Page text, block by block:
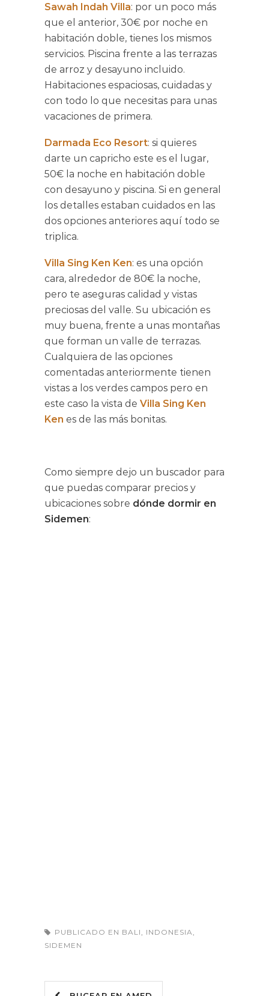
Sawah Indah Villa: por un poco más
que el anterior, 30€ por noche en
habitación doble, tienes los mismos
servicios. Piscina frente a las terrazas
de arroz y desayuno incluido.
Habitaciones espaciosas, cuidadas y
con todo lo que necesitas para unas
vacaciones de primera.
Darmada Eco Resort: si quieres
darte un capricho este es el lugar,
50€ la noche en habitación doble
con desayuno y piscina. Si en general
los detalles estaban cuidados en las
dos opciones anteriores aquí todo se
triplica.
Villa Sing Ken Ken: es una opción
cara, alrededor de 80€ la noche,
pero te aseguras calidad y vistas
preciosas del valle. Su ubicación es
muy buena, frente a unas montañas
que forman un valle de terrazas.
Cualquiera de las opciones
comentadas anteriormente tienen
vistas a los verdes campos pero en
este caso la vista de Villa Sing Ken
Ken es de las más bonitas.
Como siempre dejo un buscador para
que puedas comparar precios y
ubicaciones sobre dónde dormir en
Sidemen:
PUBLICADO EN BALI , INDONESIA,
SIDEMEN